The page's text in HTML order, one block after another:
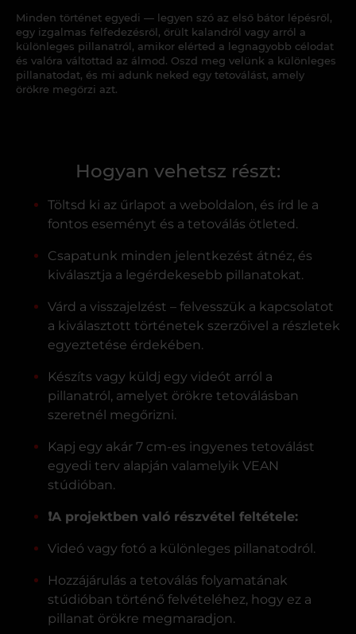
Minden történet egyedi — legyen szó az első bátor lépésről,
egy izgalmas felfedezésről, őrült kalandról vagy arról a
különleges pillanatról, amikor elérted a legnagyobb célodat
és valóra váltottad az álmod. Oszd meg velünk a különleges
pillanatodat, és mi adunk neked egy tetoválást, amely
örökre megőrzi azt.
Hogyan vehetsz részt:
Töltsd ki az űrlapot a weboldalon, és írd le a
fontos eseményt és a tetoválás ötleted.
Csapatunk minden jelentkezést átnéz, és
kiválasztja a legérdekesebb pillanatokat.
Várd a visszajelzést – felvesszük a kapcsolatot
a kiválasztott történetek szerzőivel a részletek
egyeztetése érdekében.
Készíts vagy küldj egy videót arról a
pillanatról, amelyet örökre tetoválásban
szeretnél megőrizni.
Kapj egy akár 7 cm-es ingyenes tetoválást
egyedi terv alapján valamelyik VEAN
stúdióban.
❗️A projektben való részvétel feltétele:
Videó vagy fotó a különleges pillanatodról.
Hozzájárulás a tetoválás folyamatának
stúdióban történő felvételéhez, hogy ez a
pillanat örökre megmaradjon.